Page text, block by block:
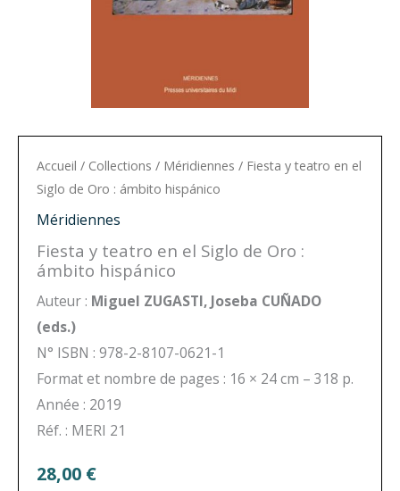
Accueil / Collections / Méridiennes / Fiesta y teatro en el
Siglo de Oro : ámbito hispánico
Méridiennes
Fiesta y teatro en el Siglo de Oro :
ámbito hispánico
Auteur : Miguel ZUGASTI, Joseba CUÑADO
(eds.)
N° ISBN : 978-2-8107-0621-1
Format et nombre de pages : 16 × 24 cm – 318 p.
Année : 2019
Réf. : MERI 21
28,00 €